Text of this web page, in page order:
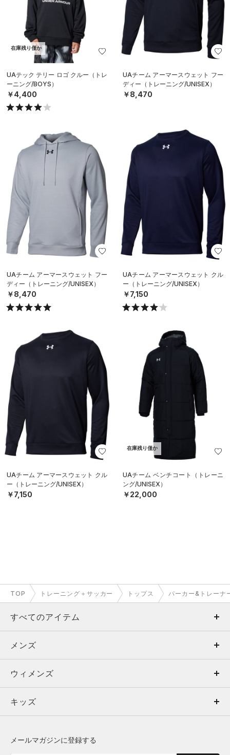
在庫残り僅か
UAテック テリー ロゴ クルー（トレ
ーニング/BOYS）
￥4,400
UAチーム アーマースウェット フー
ディー（トレーニング/UNISEX）
￥8,470
UAチーム アーマースウェット フー
ディー（トレーニング/UNISEX）
￥8,470
UAチーム アーマースウェット クル
ー（トレーニング/UNISEX）
￥7,150
UAチーム アーマースウェット クル
ー（トレーニング/UNISEX）
￥7,150
在庫残り僅か
UAチーム ベンチコート（トレーニ
ング/UNISEX）
￥22,000
TOP トレーニング＋サッカー トップス パーカー&トレーナ
すべてのアイテム
メンズ
ウィメンズ
キッズ
メンズ
トップス
ボトムス
ウィメンズ
トップス
キッズ
メールマガジンに登録する